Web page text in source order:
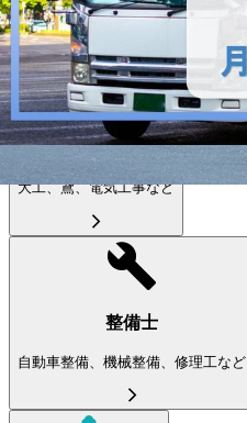
製造職
オペレーター・品質管理など
職人
大工、鳶、電気工事など
整備士
自動車整備、機械整備、修理工など